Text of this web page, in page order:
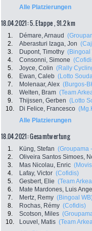
Alle Platzierungen
18.04.2021: 5. Etappe , 91.2 km
1. Démare, Arnaud
2.
Aberasturi Izaga, Jon
3.
Dupont, Timothy (Bingoal
4.
Consonni, Simone
5.
Joyce, Colin (Rally
6.
Ewan, Caleb (Lotto
7.
Molenaar, Alex (Burgos-
8.
Welten, Bram (Team
9.
Thijssen, Gerben (Lotto
10.
Di Felice, Francesco
Alle Platzierungen
18.04.2021: Gesamtwertung
1. Küng, Stefan (Groupama
2.
Oliveira Santos Simoes,
3.
Mas Nicolau, Enric
4.
Lafay, Victor (Cofidis)
5.
Gesbert, Elie (Team
6.
Mate Mardones, Luis Angel
7.
Mertz, Remy (Bingoal
8.
Rochas, Rémy (Cofidis)
9.
Scotson, Miles
10.
Louvel, Matis (Team